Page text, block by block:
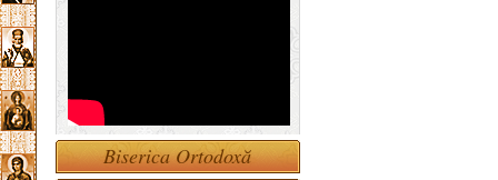
Biserica Ortodoxă